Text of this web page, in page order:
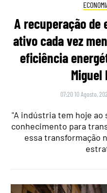
A recuperação de
ativo cada vez
eficiência
Miguel
07:20 10 Agosto,
"A indústria tem hoje ao
conhecimento para
essa transformação